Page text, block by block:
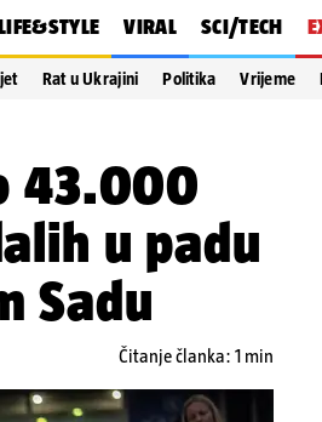
VIRAL SCI/TECH
Rat u Ukrajini Politika Vrijeme
43.000
u padu
Sadu
Čitanje članka: 1 min